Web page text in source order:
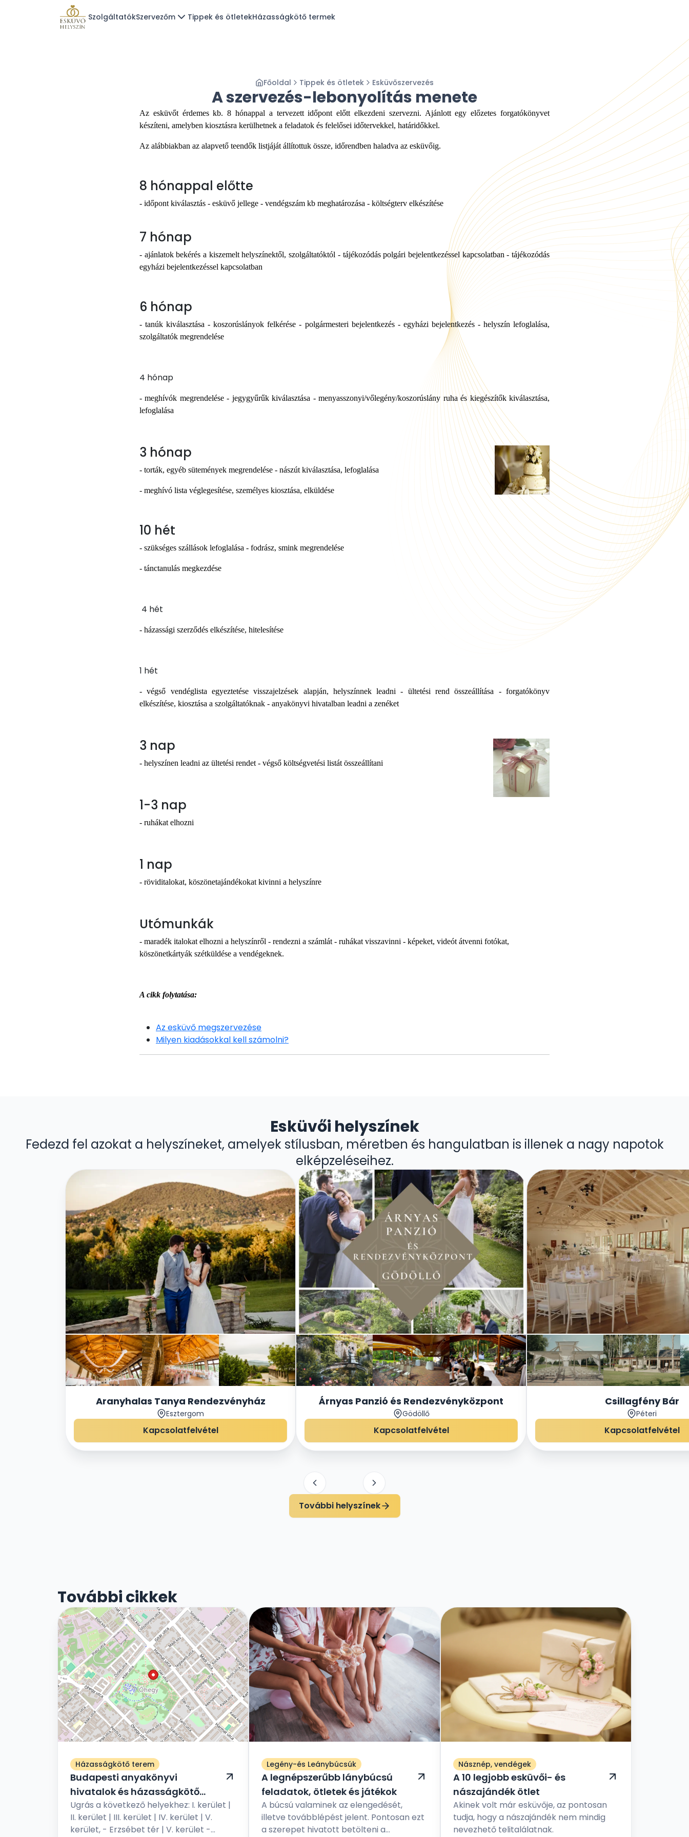
SzolgáltatókSzervezőm Tippek és ötletekHázasságkötő termek
Főoldal Tippek és ötletek Esküvőszervezés
A szervezés-lebonyolítás menete
Az esküvőt érdemes kb. 8 hónappal a tervezett időpont előtt elkezdeni szervezni. Ajánlott egy előzetes forgatókönyvet
készíteni, amelyben kiosztásra kerülhetnek a feladatok és felelősei időtervekkel, határidőkkel.
Az alábbiakban az alapvető teendők listjáját állítottuk össze, időrendben haladva az esküvőig.
8 hónappal előtte
- időpont kiválasztás - esküvő jellege - vendégszám kb meghatározása - költségterv elkészítése
7 hónap
- ajánlatok bekérés a kiszemelt helyszínektől, szolgáltatóktól - tájékozódás polgári bejelentkezéssel kapcsolatban - tájékozódás
egyházi bejelentkezéssel kapcsolatban
6 hónap
- tanúk kiválasztása - koszorúslányok felkérése - polgármesteri bejelentkezés - egyházi bejelentkezés - helyszín lefoglalása,
szolgáltatók megrendelése
4 hónap
- meghívók megrendelése - jegygyűrűk kiválasztása - menyasszonyi/vőlegény/koszorúslány ruha és kiegészítők kiválasztása,
lefoglalása
3 hónap
- torták, egyéb sütemények megrendelése - nászút kiválasztása, lefoglalása
- meghívó lista véglegesítése, személyes kiosztása, elküldése
10 hét
- szükséges szállások lefoglalása - fodrász, smink megrendelése
- tánctanulás megkezdése
4 hét
- házassági szerződés elkészítése, hitelesítése
1 hét
- végső vendéglista egyeztetése visszajelzések alapján, helyszínnek leadni - ültetési rend összeállítása - forgatókönyv
elkészítése, kiosztása a szolgáltatóknak - anyakönyvi hivatalban leadni a zenéket
3 nap
- helyszínen leadni az ültetési rendet - végső költségvetési listát összeállítani
1-3 nap
- ruhákat elhozni
1 nap
- röviditalokat, köszönetajándékokat kivinni a helyszínre
Utómunkák
- maradék italokat elhozni a helyszínről - rendezni a számlát - ruhákat visszavinni - képeket, videót átvenni fotókat,
köszönetkártyák szétküldése a vendégeknek.
A cikk folytatása:
Az esküvő megszervezése
Milyen kiadásokkal kell számolni?
Esküvői helyszínek
Fedezd fel azokat a helyszíneket, amelyek stílusban, méretben és hangulatban is illenek a nagy napotok
elképzeléseihez.
Aranyhalas Tanya Rendezvényház
Esztergom
Kapcsolatfelvétel
Árnyas Panzió és Rendezvényközpont
Gödöllő
Kapcsolatfelvétel
Csillagfény Bár
Péteri
Kapcsolatfelvétel
További helyszínek
További cikkek
Házasságkötő terem
Budapesti anyakönyvi
hivatalok és házasságkötő
termek
Ugrás a következő helyekhez: I. kerület |
II. kerület | III. kerület | IV. kerület | V.
kerület, - Erzsébet tér | V. kerület -
Legény-és Leánybúcsúk
A legnépszerűbb lánybúcsú
feladatok, ötletek és játékok
A búcsú valaminek az elengedését,
illetve továbblépést jelent. Pontosan ezt
a szerepet hivatott betölteni a
Násznép, vendégek
A 10 legjobb esküvői- és
nászajándék ötlet
Akinek volt már esküvője, az pontosan
tudja, hogy a nászajándék nem mindig
nevezhető telitalálatnak.